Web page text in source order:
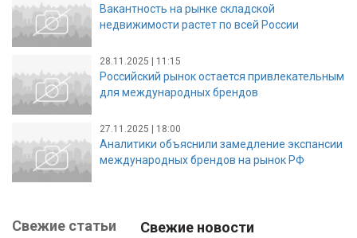
Вакантность на рынке складской
недвижимости растет по всей России
28.11.2025 | 11:15
Российский рынок остается привлекательным
для международных брендов
27.11.2025 | 18:00
Аналитики объяснили замедление экспансии
международных брендов на рынок РФ
Свежие статьи Свежие новости